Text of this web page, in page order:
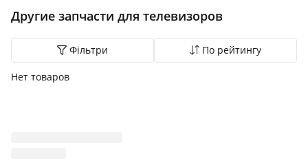
Другие запчасти для телевизоров
Фільтри По рейтингу
Нет товаров